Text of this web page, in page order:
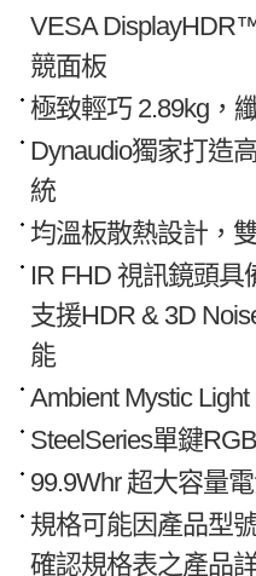
VESA
競面板
極致輕巧 2.89kg，
Dynaudio獨家打造
統
均溫板散熱設計，
IR FHD 視訊鏡頭具
支援HDR & 3D
能
Ambient Mystic
SteelSeries單鍵
99.9Whr 超大容量
規格可能因產品型
確認規格表之產品